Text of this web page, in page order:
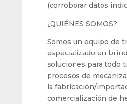
(corroborar datos
¿QUIÉNES SOMOS?
Somos un equipo de
especializado en
soluciones para todo
procesos de
la fabricación/
comercialización de